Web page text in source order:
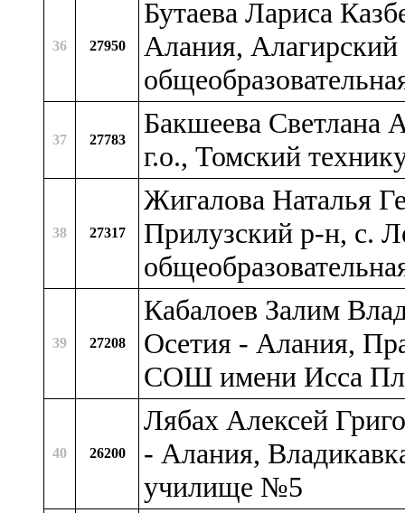
36 27950
Бутаева Лариса
Алания,
37 27783
Бакшеева Светлана
г.о., Томский
38 27317
Жигалова Наталья
Прилузский р-н, c.
39 27208
Кабалоев Залим
Осетия - Алания,
СОШ имени Исса
40 26200
Лябах Алексей
- Алания,
училище №5